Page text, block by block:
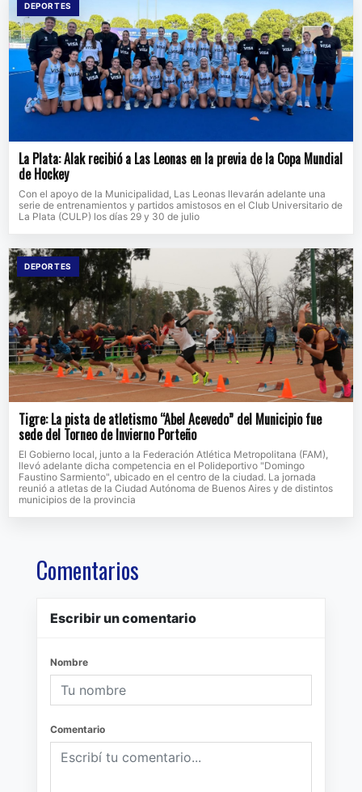
DEPORTES
La Plata: Alak recibió a Las Leonas en la previa de la Copa Mundial
de Hockey
Con el apoyo de la Municipalidad, Las Leonas llevarán adelante una
serie de entrenamientos y partidos amistosos en el Club Universitario de
La Plata (CULP) los días 29 y 30 de julio
DEPORTES
Tigre: La pista de atletismo “Abel Acevedo” del Municipio fue
sede del Torneo de Invierno Porteño
El Gobierno local, junto a la Federación Atlética Metropolitana (FAM),
llevó adelante dicha competencia en el Polideportivo "Domingo
Faustino Sarmiento", ubicado en el centro de la ciudad. La jornada
reunió a atletas de la Ciudad Autónoma de Buenos Aires y de distintos
municipios de la provincia
Comentarios
Escribir un comentario
Nombre
Comentario